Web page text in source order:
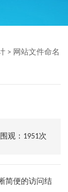
> 网站文件命名
围观：1951次
简便的访问结